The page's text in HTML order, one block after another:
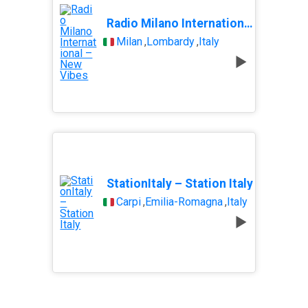
Radio Milano International – New Vibes
Milan,Lombardy, Italy
StationItaly – Station Italy
Carpi,Emilia-Romagna, Italy